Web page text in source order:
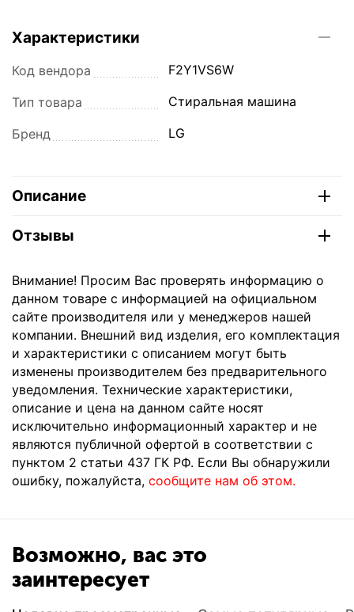
Характеристики
Код вендора F2Y1VS6W
Тип товара Стиральная машина
Бренд LG
Описание
Отзывы
Внимание! Просим Вас проверять информацию о
данном товаре с информацией на официальном
сайте производителя или у менеджеров нашей
компании. Внешний вид изделия, его комплектация
и характеристики с описанием могут быть
изменены производителем без предварительного
уведомления. Технические характеристики,
описание и цена на данном сайте носят
исключительно информационный характер и не
являются публичной офертой в соответствии с
пунктом 2 статьи 437 ГК РФ. Если Вы обнаружили
ошибку, пожалуйста, сообщите нам об этом.
Возможно, вас это
заинтересует